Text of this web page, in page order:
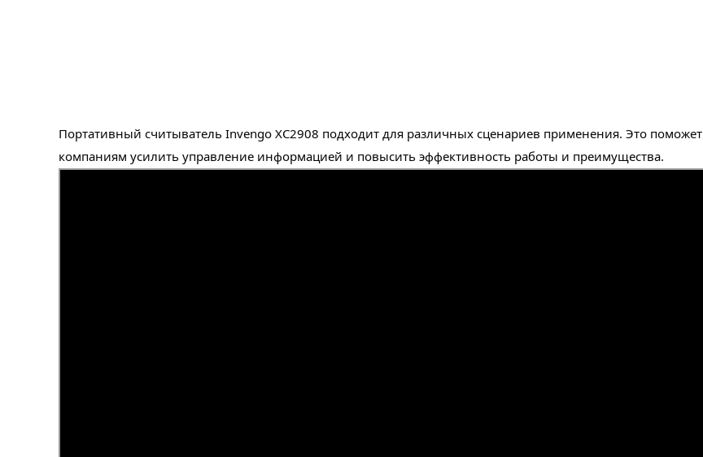
Портативный считыватель Invengo XC2908 подходит для различных сценариев применения. Это поможет
компаниям усилить управление информацией и повысить эффективность работы и преимущества.